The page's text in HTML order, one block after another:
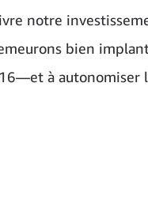
notre
bien
à autonomiser